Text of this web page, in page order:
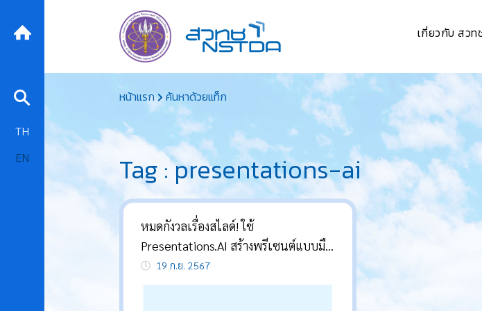
to
content
เกี่ยวกับ สวท
หน้าแรก ค้นหาด้วยแท็ก
Tag : presentations-ai
หมดกังวลเรื่องสไลด์! ใช้
Presentations.AI สร้างพรีเซนต์แบบมือ
อาชีพ19 ก.ย. 2567
TH
EN